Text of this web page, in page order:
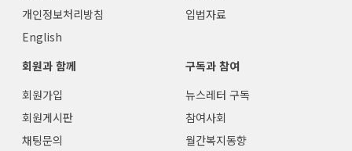
개인정보처리방침
English
입법자료
회원과 함께
회원가입
회원게시판
채팅문의
구독과 참여
뉴스레터 구독
참여사회
월간복지동향